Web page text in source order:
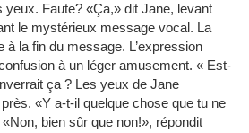
yeux. Faute? «Ça,» dit Jane, levant
le mystérieux message vocal. La
à la fin du message. L’expression
à un léger amusement. « Est-
ça ? Les yeux de Jane
«Y a-t-il quelque chose que tu ne
«Non, bien sûr que non!», répondit